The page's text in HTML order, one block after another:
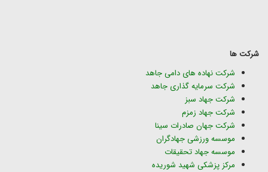
شرکت ها
شرکت نهاده های دامی جاهد
شرکت سرمایه گذاری جاهد
شرکت جهاد سبز
شرکت جهاد زمزم
شرکت جهان صادرات سینا
موسسه ورزشی جهادگران
موسسه جهاد تحقیقات
مرکز پزشکی شهید شوریده